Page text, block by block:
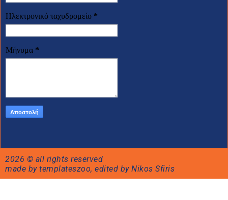
Ηλεκτρονικό ταχυδρομείο *
Μήνυμα *
2026 © all rights reserved
made by templateszoo, edited by Nikos Sfiris